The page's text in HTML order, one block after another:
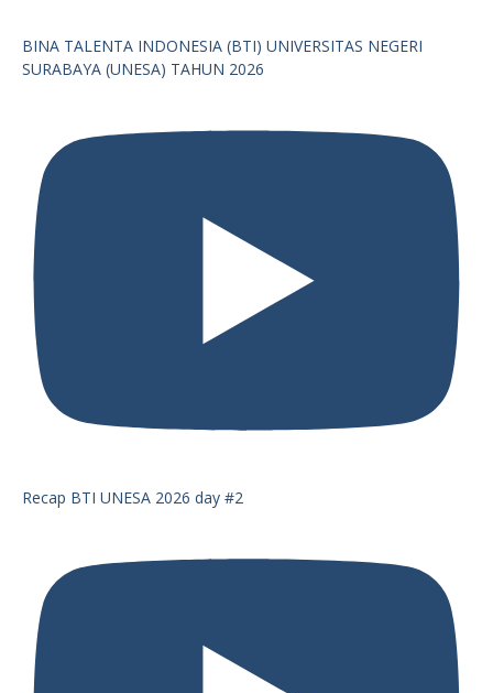
BINA TALENTA INDONESIA (BTI) UNIVERSITAS NEGERI
SURABAYA (UNESA) TAHUN 2026
Recap BTI UNESA 2026 day #2